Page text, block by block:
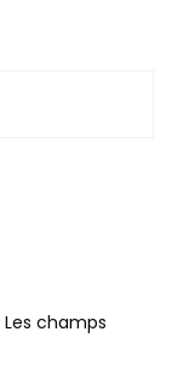
Les champs